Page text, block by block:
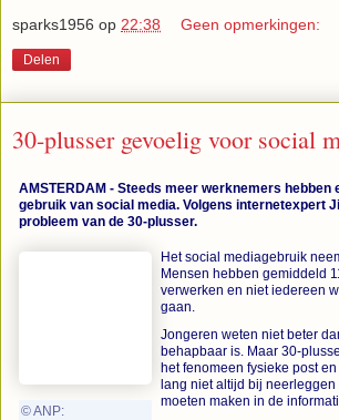
sparks1956 op 22:38 Geen opmerkingen:
Delen
30-plusser gevoelig voor social
AMSTERDAM - Steeds meer werknemers hebben
gebruik van social media. Volgens internetexpert
probleem van de 30-plusser.
© ANP:
Het social mediagebruik
Mensen hebben gemiddeld
verwerken en niet iedereen
gaan.
Jongeren weten niet beter
behapbaar is. Maar 30-
het fenomeen fysieke post
lang niet altijd bij neerleggen
moeten maken in de